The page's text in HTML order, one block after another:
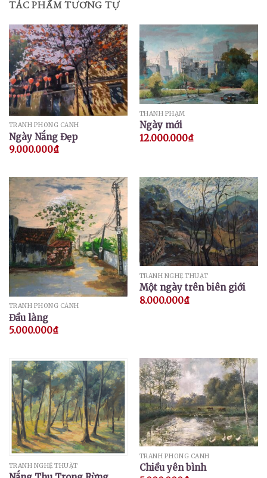
TÁC PHẨM TƯƠNG TỰ
TRANH PHONG CẢNH
Ngày Nắng Đẹp
9.000.000₫
THÀNH PHẠM
Ngày mới
12.000.000₫
TRANH PHONG CẢNH
Đầu làng
5.000.000₫
TRANH NGHỆ THUẬT
Một ngày trên biên giới
8.000.000₫
TRANH NGHỆ THUẬT
TRANH PHONG CẢNH
Chiều yên bình